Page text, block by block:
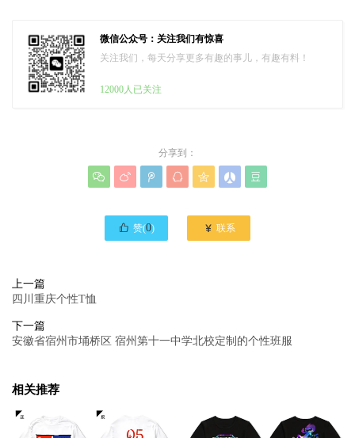
微信公众号：关注我们有惊喜
关注我们，每天分享更多有趣的事儿，有趣有料！
12000人已关注
分享到：
      
 赞(0)  联系
上一篇
四川重庆个性T恤
下一篇
安徽省宿州市埇桥区 宿州第十一中学北校定制的个性班服
相关推荐